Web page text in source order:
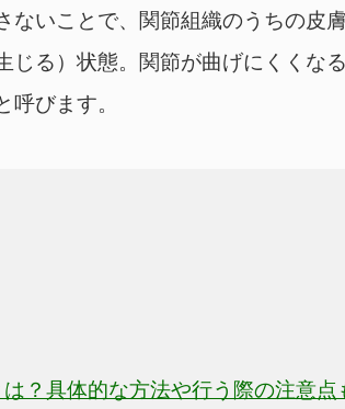
ないことで、関節組織のうちの皮
じる）状態。関節が曲げにくくな
びます。
は？具体的な方法や行う際の注意点